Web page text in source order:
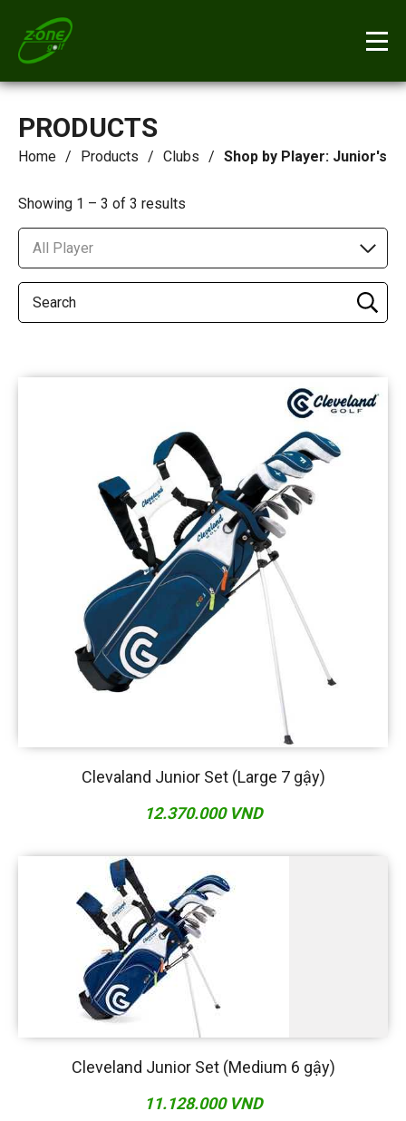
PRODUCTS
Home Products Clubs Shop by Player: Junior's
Showing 1 – 3 of 3 results
All Player
Clevaland Junior Set (Large 7 gậy)
12.370.000 VND
Cleveland Junior Set (Medium 6 gậy)
11.128.000 VND